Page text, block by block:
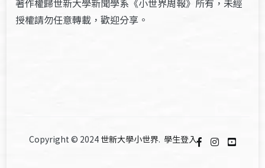
著作權歸世新大學新聞學系《小世界周報》所有，未經
授權請勿任意轉載，歡迎分享。
Copyright © 2024 世新大學小世界. 學生登入